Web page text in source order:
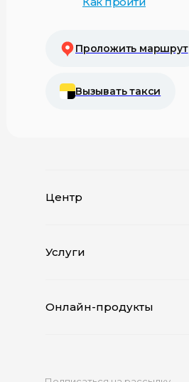
Вызывать такси
Проложить маршрут
Центр
Услуги
Онлайн-продукты